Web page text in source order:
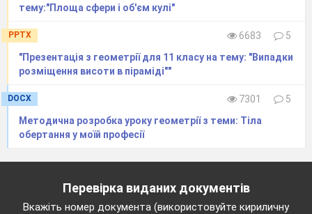
тему:"Площа сфери і об'єм кулі"
PPTX 6683
5
"Презентація з геометрії для 11 класу на тему: "Випадки
розміщення висоти в піраміді""
DOCX 7301
5
Методична розробка уроку геометрії з теми: Тіла
обертання у моїй професії
Перевірка виданих документів
Вкажіть номер документа (використовуйте кириличну